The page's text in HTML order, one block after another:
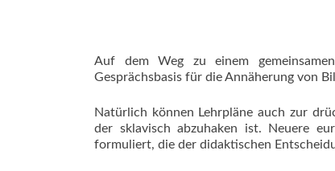
Auf dem Weg zu einem
Gesprächsbasis für die Annäherung von
Natürlich können Lehrpläne auch zur
der sklavisch abzuhaken ist. Neuere
formuliert, die der didaktischen